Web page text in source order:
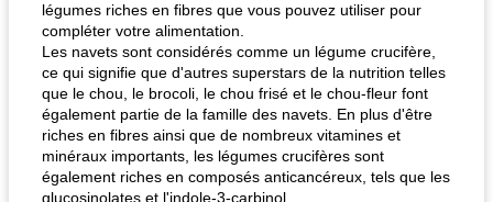
légumes riches en fibres que vous pouvez utiliser pour
compléter votre alimentation.
Les navets sont considérés comme un légume crucifère,
ce qui signifie que d'autres superstars de la nutrition telles
que le chou, le brocoli, le chou frisé et le chou-fleur font
également partie de la famille des navets. En plus d'être
riches en fibres ainsi que de nombreux vitamines et
minéraux importants, les légumes crucifères sont
également riches en composés anticancéreux, tels que les
glucosinolates et l'indole-3-carbinol.